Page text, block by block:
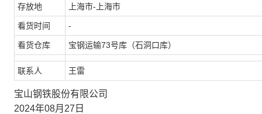
存放地 上海市-上海市
看货时间 -
看货仓库 宝钢运输73号库（石洞口库）
联系人 王雷
宝山钢铁股份有限公司
2024年08月27日